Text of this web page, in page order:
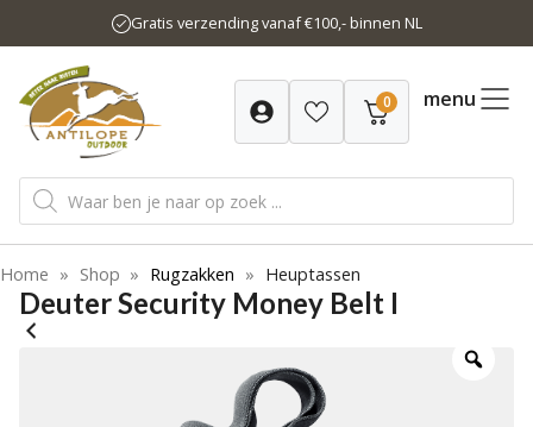
naar
inhoud
Gratis verzending vanaf €100,- binnen NL
0 menu
Producten
zoeken
Home » Shop » Rugzakken » Heuptassen
Deuter Security Money Belt I